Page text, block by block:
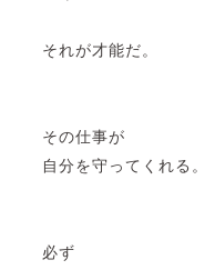
それが才能だ。
その仕事が
自分を守ってくれる。
必ず